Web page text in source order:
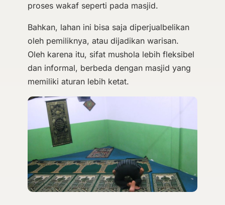
proses wakaf seperti pada masjid.
Bahkan, lahan ini bisa saja diperjualbelikan
oleh pemiliknya, atau dijadikan warisan.
Oleh karena itu, sifat mushola lebih fleksibel
dan informal, berbeda dengan masjid yang
memiliki aturan lebih ketat.